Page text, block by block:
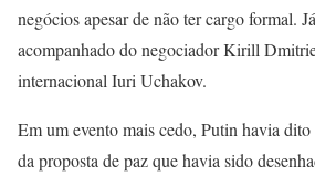
negócios apesar de não ter cargo formal.
acompanhado do negociador Kirill
internacional Iuri Uchakov.
Em um evento mais cedo, Putin havia dito
da proposta de paz que havia sido